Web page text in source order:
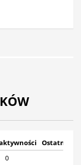
Ostatnia
0